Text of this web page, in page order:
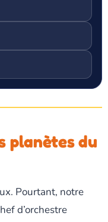
planètes du
Pourtant, notre
d’orchestre